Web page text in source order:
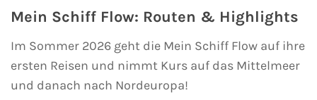
Kreuzfahrt-Bücher
Kreuzfahrt gewinnen
Kreuzfahrt-Quiz
Mein Schiff Flow: Routen & Highlights
Im Sommer 2026 geht die Mein Schiff Flow auf ihre
ersten Reisen und nimmt Kurs auf das Mittelmeer
und danach nach Nordeuropa!